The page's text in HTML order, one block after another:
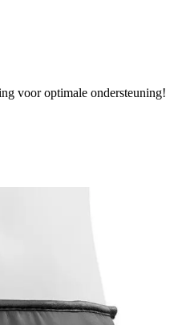
voor optimale ondersteuning!